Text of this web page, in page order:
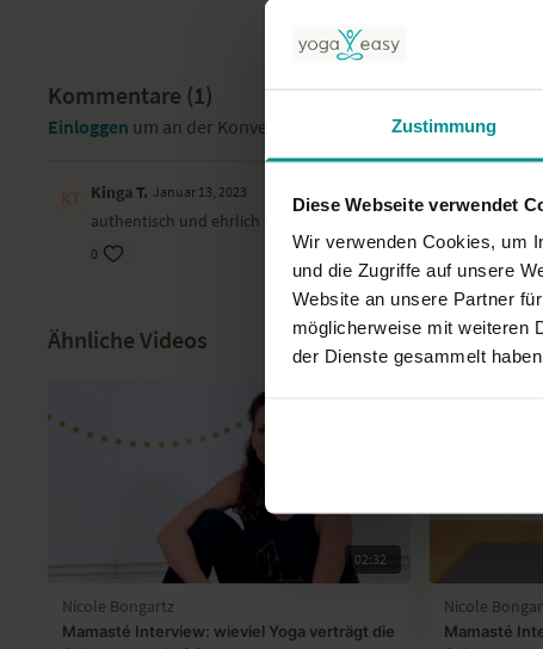
Zustimmung
Diese Webseite verwendet
Wir verwenden Cookies, um
und die Zugriffe auf unsere
Website an unsere Partner
möglicherweise mit weiteren
der Dienste gesammelt
Kommentare (1)
Einloggen um an der Konversation teilzunehmen
Kinga T. Januar 13, 2023
authentisch und ehrlich - toll!
0
Ähnliche Videos
02:32
Nicole Bongartz
Mamasté Interview: wieviel Yoga verträgt die
Nicole
Mamasté